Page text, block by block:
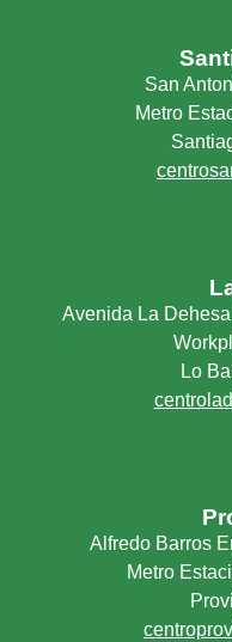
San
Metro
Avenida La
Lo
Alfredo Barros
Metro